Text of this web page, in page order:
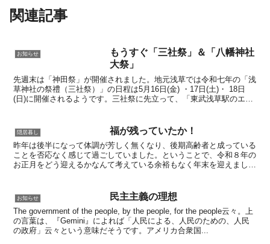
関連記事
お知らせ
もうすぐ「三社祭」＆「八幡神社
大祭」
先週末は「神田祭」が開催されました。地元浅草では令和七年の「浅
草神社の祭禮（三社祭）」の日程は5月16日(金) ・17日(土)・ 18日
(日)に開催されるようです。三社祭に先立って、「東武浅草駅のエキ
隠居暮し 福が残っていたか！
昨年は後半になって体調が芳しく無くなり、後期高齢者と成っている
ことを否応なく感じて過ごしていました。ということで、令和８年の
お正月をどう迎えるかなんて考えている余裕もなく年末を迎えまし
お知らせ 民主主義の理想
The government of the people, by the people, for the people云々。上
の言葉は、『Gemini』によれば「人民による、人民のための、人民
の政府」云々という意味だそうです。アメリカ合衆国...